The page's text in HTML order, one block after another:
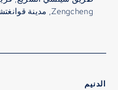
Zengcheng, مدينة قوانغتشو, الصين.
الدنيم